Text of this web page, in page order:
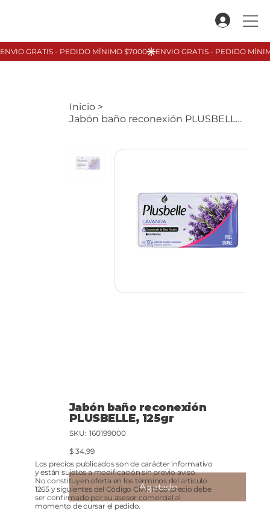
Inicio >
Jabón baño reconexión PLUSBELLE, 125gr
Jabón baño reconexión
PLUSBELLE, 125gr
SKU: SKU
160199000
Precio
$ 34,99
Agotado
Los precios publicados son de carácter informativo
y están sujetos a modificación sin previo aviso.
No constituyen oferta en los términos del artículo
1265 y siguientes del Código Civil. Todo precio debe
ser confirmado por su asesor comercial al
momento de cursar el pedido.